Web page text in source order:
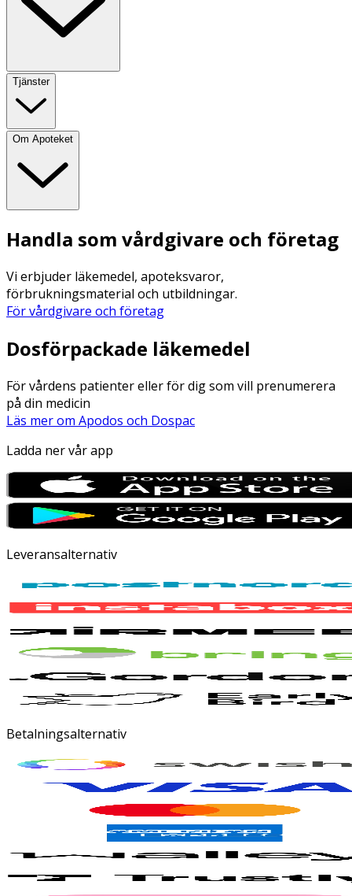
Tjänster
Om Apoteket
Handla som vårdgivare och företag
Vi erbjuder läkemedel, apoteksvaror,
förbrukningsmaterial och utbildningar.
För vårdgivare och företag
Dosförpackade läkemedel
För vårdens patienter eller för dig som vill prenumerera
på din medicin
Läs mer om Apodos och Dospac
Ladda ner vår app
Leveransalternativ
Betalningsalternativ